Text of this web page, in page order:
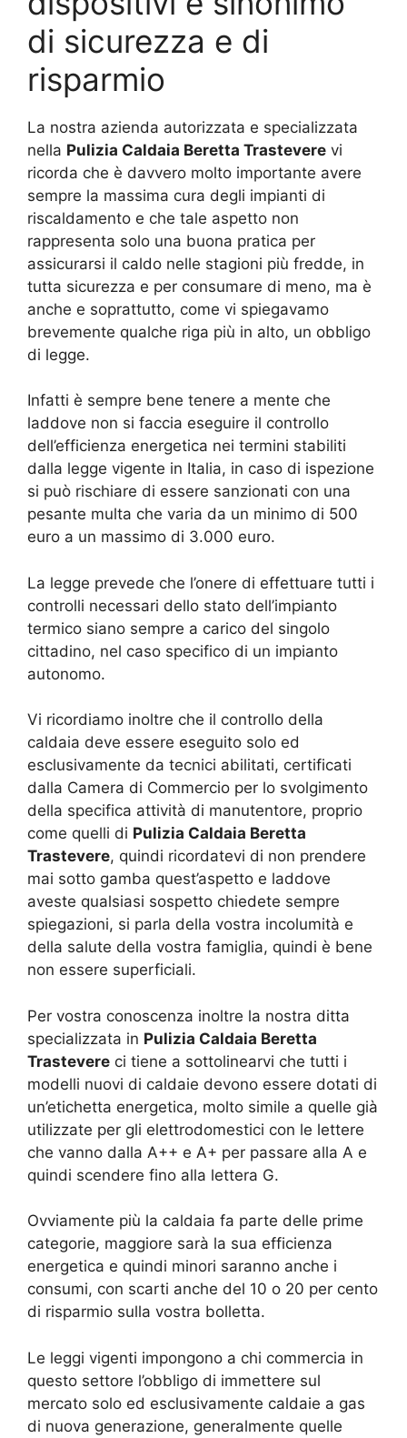
di sicurezza e di
risparmio
La nostra azienda autorizzata e specializzata
nella Pulizia Caldaia Beretta Trastevere vi
ricorda che è davvero molto importante avere
sempre la massima cura degli impianti di
riscaldamento e che tale aspetto non
rappresenta solo una buona pratica per
assicurarsi il caldo nelle stagioni più fredde, in
tutta sicurezza e per consumare di meno, ma è
anche e soprattutto, come vi spiegavamo
brevemente qualche riga più in alto, un obbligo
di legge.
Infatti è sempre bene tenere a mente che
laddove non si faccia eseguire il controllo
dell’efficienza energetica nei termini stabiliti
dalla legge vigente in Italia, in caso di ispezione
si può rischiare di essere sanzionati con una
pesante multa che varia da un minimo di 500
euro a un massimo di 3.000 euro.
La legge prevede che l’onere di effettuare tutti i
controlli necessari dello stato dell’impianto
termico siano sempre a carico del singolo
cittadino, nel caso specifico di un impianto
autonomo.
Vi ricordiamo inoltre che il controllo della
caldaia deve essere eseguito solo ed
esclusivamente da tecnici abilitati, certificati
dalla Camera di Commercio per lo svolgimento
della specifica attività di manutentore, proprio
come quelli di Pulizia Caldaia Beretta
Trastevere, quindi ricordatevi di non prendere
mai sotto gamba quest’aspetto e laddove
aveste qualsiasi sospetto chiedete sempre
spiegazioni, si parla della vostra incolumità e
della salute della vostra famiglia, quindi è bene
non essere superficiali.
Per vostra conoscenza inoltre la nostra ditta
specializzata in Pulizia Caldaia Beretta
Trastevere ci tiene a sottolinearvi che tutti i
modelli nuovi di caldaie devono essere dotati di
un’etichetta energetica, molto simile a quelle già
utilizzate per gli elettrodomestici con le lettere
che vanno dalla A++ e A+ per passare alla A e
quindi scendere fino alla lettera G.
Ovviamente più la caldaia fa parte delle prime
categorie, maggiore sarà la sua efficienza
energetica e quindi minori saranno anche i
consumi, con scarti anche del 10 o 20 per cento
di risparmio sulla vostra bolletta.
Le leggi vigenti impongono a chi commercia in
questo settore l’obbligo di immettere sul
mercato solo ed esclusivamente caldaie a gas
di nuova generazione, generalmente quelle